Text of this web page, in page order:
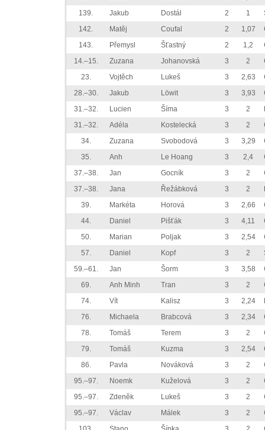
139.
Jakub Dostál 2 1
142.
Matěj Coufal 2 1,07
143.
Přemysl Šťastný 2 1,2
14.–15.
Zuzana Johanovská 3 2
23.
Vojtěch Lukeš 3 2,63
28.–30.
Jakub Löwit 3 3,93
31.–32.
Lucien Šíma 3 2
31.–32.
Adéla Kostelecká 3 2
34.
Zuzana Svobodová 3 3,29
35.
Anh Le Hoang 3 2,4
37.–38.
Jan Gocník 3 2
37.–38.
Jana Řežábková 3 2
39.
Markéta Horová 3 2,66
44.
Daniel Pišťák 3 4,11
50.
Marian Poljak 3 2,54
57.
Daniel Kopf 3 2
59.–61.
Jan Šorm 3 3,58
69.
Anh Minh Tran 3 2
74.
Vít Kalisz 3 2,24
76.
Michaela Brabcová 3 2,34
78.
Tomáš Terem 3 2
79.
Tomáš Kuzma 3 2,54
86.
Pavla Nováková 3 2
95.–97.
Noemk Kuželová 3 2
95.–97.
Zdeněk Lukeš 3 2
95.–97.
Václav Málek 3 2